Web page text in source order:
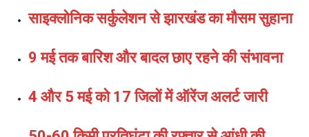
साइक्लोनिक सर्कुलेशन से झारखंड का मौसम सुहाना
9 मई तक बारिश और बादल छाए रहने की संभावना
4 और 5 मई को 17 जिलों में ऑरेंज अलर्ट जारी